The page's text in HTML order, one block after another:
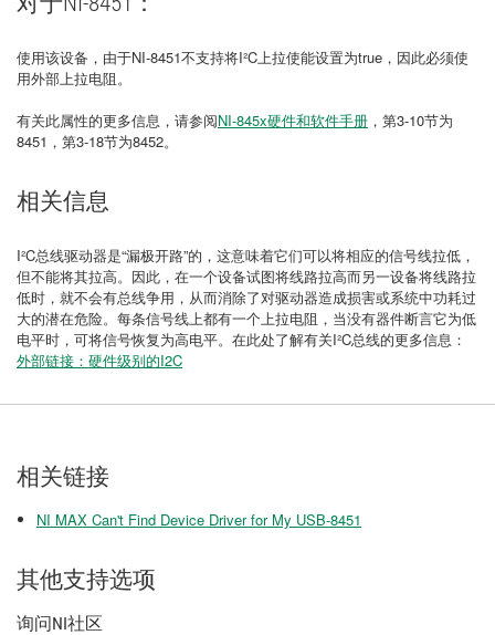
使用该设备，由于NI-8451不支持将I²C上拉使能设置为true，因此必须使
用外部上拉电阻。
有关此属性的更多信息，请参阅NI-845x硬件和软件手册 ，第3-10节为
8451，第3-18节为8452。
相关信息
I²C总线驱动器是“漏极开路”的，这意味着它们可以将相应的信号线拉低，
但不能将其拉高。因此，在一个设备试图将线路拉高而另一设备将线路拉
低时，就不会有总线争用，从而消除了对驱动器造成损害或系统中功耗过
大的潜在危险。每条信号线上都有一个上拉电阻，当没有器件断言它为低
电平时，可将信号恢复为高电平。在此处了解有关I²C总线的更多信息：
外部链接：硬件级别的I2C
相关链接
NI MAX Can't Find Device Driver for My USB-8451
其他支持选项
询问NI社区